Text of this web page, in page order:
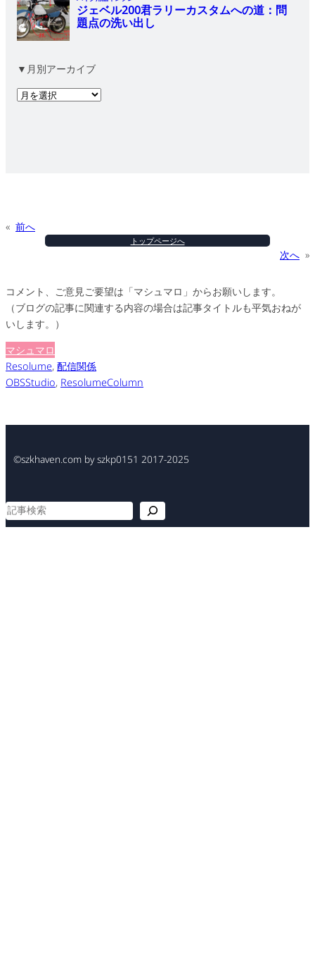
▼月別アーカイブ
ア
« 前へ
トップページへ
次へ »
コメント、ご意見ご要望は「マシュマロ」からお願いします。
（ブログの記事に関連する内容の場合は記事タイトルも平気おねが
いします。）
マシュマロ
Resolume, 配信関係
OBSStudio, ResolumeColumn
©szkhaven.com by szkp0151 2017-2025
検
索